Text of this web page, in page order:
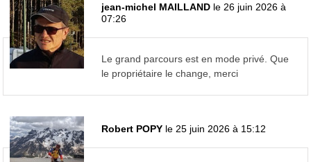
jean-michel MAILLAND le 26 juin 2026 à
07:26
Le grand parcours est en mode privé. Que
le propriétaire le change, merci
Robert POPY le 25 juin 2026 à 15:12